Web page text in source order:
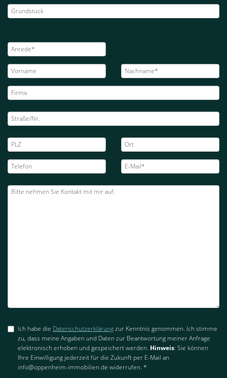
Ich habe die Datenschutzerklärungzur Kenntnis genommen. Ich stimme
zu, dass meine Angaben und Daten zur Beantwortung meiner Anfrage
elektronisch erhoben und gespeichert werden. Hinweis: Sie können
Ihre Einwilligung jederzeit für die Zukunft per E-Mail an
info@oppenheim-immobilien.de widerrufen. *